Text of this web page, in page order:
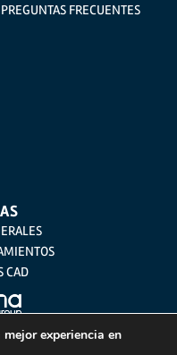
PREGUNTAS FRECUENTES
CAD
experiencia en